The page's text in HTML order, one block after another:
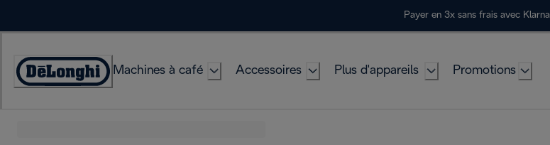
Payer en 3x sans frais avec Klarna
Déclaration
Machines à café Accessoires Plus d'appareils Promotions